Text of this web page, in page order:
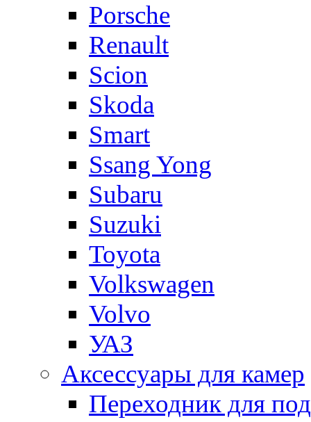
Porsche
Renault
Scion
Skoda
Smart
Ssang Yong
Subaru
Suzuki
Toyota
Volkswagen
Volvo
УАЗ
Аксессуары для камер
Переходник для